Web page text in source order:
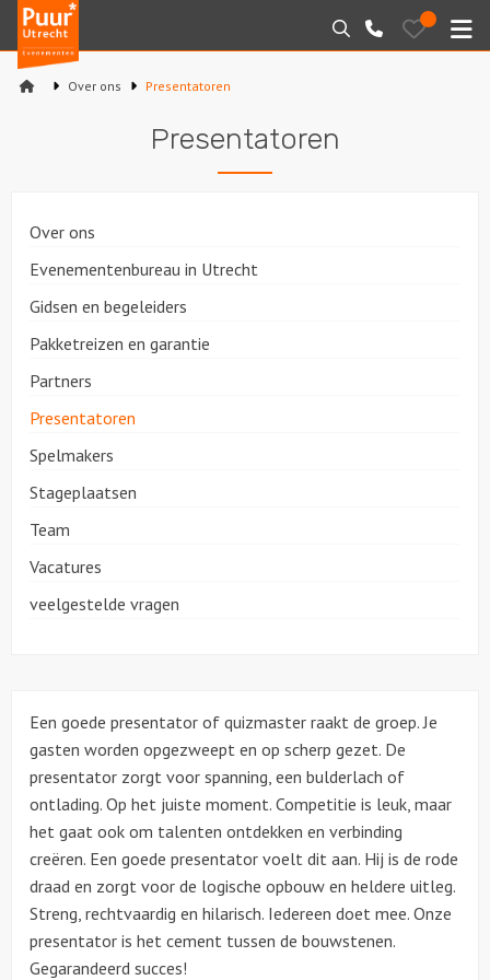
Puur*
Utrecht
bedrijfsuitjes
Zoeken
030-
2145099
Bewaarde
uitjes
Sport en spel
Over ons Presentatoren
Presentatoren
Over ons
Evenementenbureau in Utrecht
Gidsen en begeleiders
Pakketreizen en garantie
Partners
Presentatoren
Spelmakers
Stageplaatsen
Team
Vacatures
veelgestelde vragen
Een goede presentator of quizmaster raakt de groep. Je
gasten worden opgezweept en op scherp gezet. De
presentator zorgt voor spanning, een bulderlach of
ontlading. Op het juiste moment. Competitie is leuk, maar
het gaat ook om talenten ontdekken en verbinding
creëren. Een goede presentator voelt dit aan. Hij is de rode
draad en zorgt voor de logische opbouw en heldere uitleg.
Streng, rechtvaardig en hilarisch. Iedereen doet mee. Onze
presentator is het cement tussen de bouwstenen.
Gegarandeerd succes!